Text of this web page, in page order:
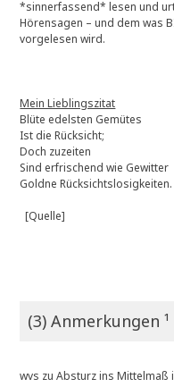
*sinnerfassend* lesen und
Hörensagen – und dem was
vorgelesen wird.
Mein Lieblingszitat
Blüte edelsten Gemütes
Ist die Rücksicht;
Doch zuzeiten
Sind erfrischend wie Gewitter
Goldne Rücksichtslosigkeiten.
[Quelle]
(3) Anmerkungen ¹
wvs zuAbsturz ins Mittelmaß